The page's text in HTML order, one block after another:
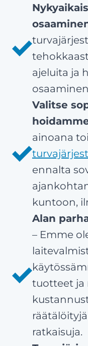
ajeluita ja
Valitse
ainoana
ennalta
kuntoon,
Alan
– Emme
tuotteet ja
ratkaisuja.